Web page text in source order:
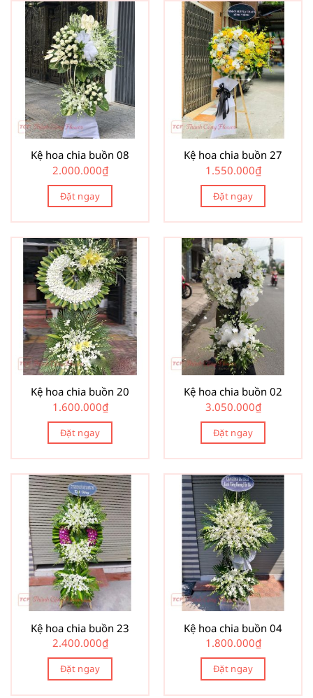
Kệ hoa chia buồn 08
2.000.000₫
Đặt ngay
Kệ hoa chia buồn 27
1.550.000₫
Đặt ngay
Kệ hoa chia buồn 20
1.600.000₫
Đặt ngay
Kệ hoa chia buồn 02
3.050.000₫
Đặt ngay
Kệ hoa chia buồn 23
2.400.000₫
Đặt ngay
Kệ hoa chia buồn 04
1.800.000₫
Đặt ngay